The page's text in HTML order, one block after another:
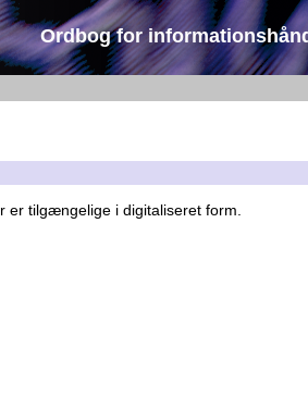
Ordbog for
r er tilgængelige i digitaliseret form.